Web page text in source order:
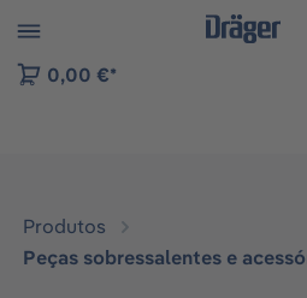
to B2B platform navigation
0,00 €*
Produtos
Peças sobressalentes e